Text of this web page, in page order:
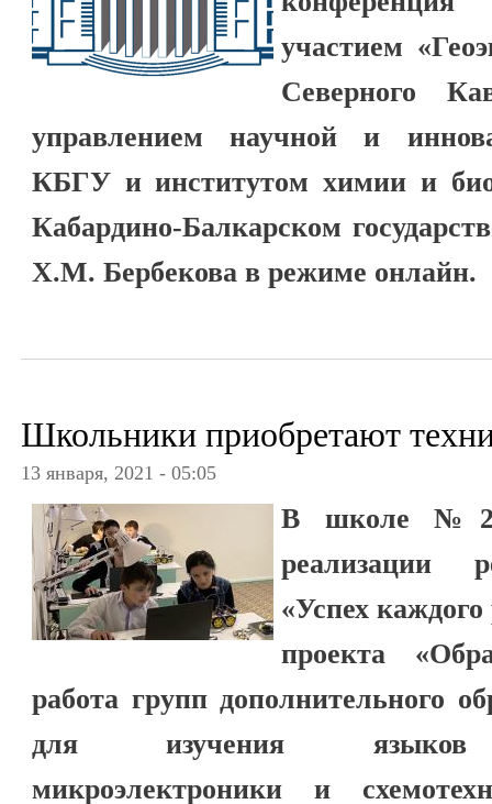
участием
Северного
управлением научной и
КБГУ и институтом химии и
Кабардино-Балкарском
Х.М. Бербекова в режиме онлайн.
Школьники приобретают
13 января, 2021 - 05:05
В школе №2
реализации
«Успех
проекта
работа групп дополнительного
для изучения языков
микроэлектроники и